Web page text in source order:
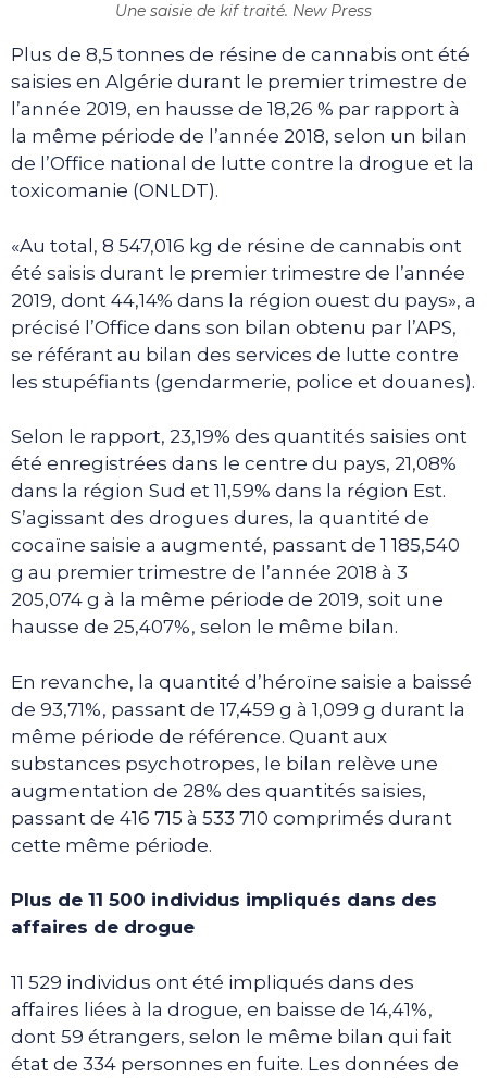
Une saisie de kif traité. New Press
Plus de 8,5 tonnes de résine de cannabis ont été
saisies en Algérie durant le premier trimestre de
l’année 2019, en hausse de 18,26 % par rapport à
la même période de l’année 2018, selon un bilan
de l’Office national de lutte contre la drogue et la
toxicomanie (ONLDT).
«Au total, 8 547,016 kg de résine de cannabis ont
été saisis durant le premier trimestre de l’année
2019, dont 44,14% dans la région ouest du pays», a
précisé l’Office dans son bilan obtenu par l’APS,
se référant au bilan des services de lutte contre
les stupéfiants (gendarmerie, police et douanes).
Selon le rapport, 23,19% des quantités saisies ont
été enregistrées dans le centre du pays, 21,08%
dans la région Sud et 11,59% dans la région Est.
S’agissant des drogues dures, la quantité de
cocaïne saisie a augmenté, passant de 1 185,540
g au premier trimestre de l’année 2018 à 3
205,074 g à la même période de 2019, soit une
hausse de 25,407%, selon le même bilan.
En revanche, la quantité d’héroïne saisie a baissé
de 93,71%, passant de 17,459 g à 1,099 g durant la
même période de référence. Quant aux
substances psychotropes, le bilan relève une
augmentation de 28% des quantités saisies,
passant de 416 715 à 533 710 comprimés durant
cette même période.
Plus de 11 500 individus impliqués dans des
affaires de drogue
11 529 individus ont été impliqués dans des
affaires liées à la drogue, en baisse de 14,41%,
dont 59 étrangers, selon le même bilan qui fait
état de 334 personnes en fuite. Les données de